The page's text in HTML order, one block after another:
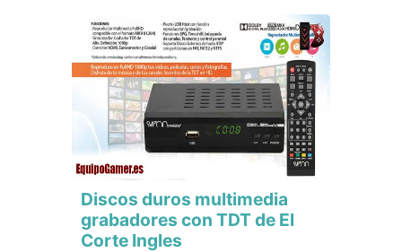
Discos duros multimedia
grabadores con TDT de El
Corte Ingles